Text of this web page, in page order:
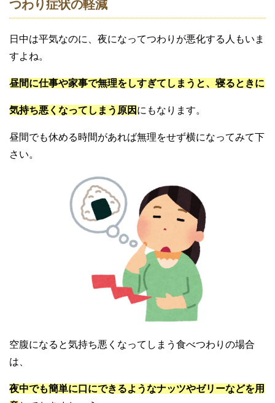
つわり症状の軽減
日中は平気なのに、夜になってつわりが悪化する人もいま
すよね。
昼間に仕事や家事で無理をしすぎてしまうと、寝るときに
気持ち悪くなってしまう原因 にもなります。
昼間でも休める時間があれば無理をせず横になってみて下
さい。
空腹になると気持ち悪くなってしまう食べつわりの場合
は、
夜中でも簡単に口にできるようなナッツやゼリーなどを用